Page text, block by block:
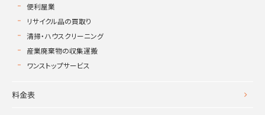
便利屋業
リサイクル品の買取り
清掃・ハウスクリーニング
産業廃棄物の収集運搬
ワンストップサービス
料金表